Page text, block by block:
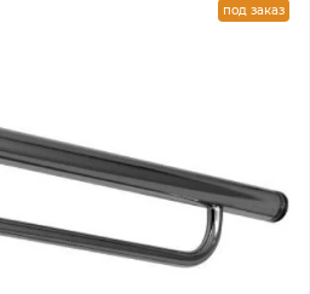
под заказ